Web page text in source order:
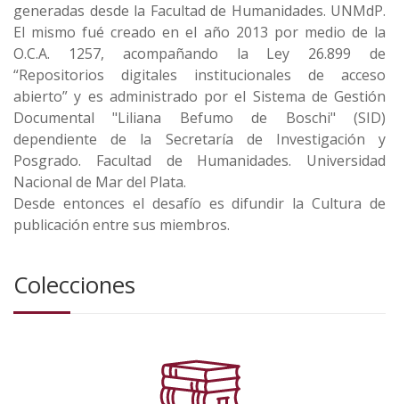
generadas desde la Facultad de Humanidades. UNMdP.
El mismo fué creado en el año 2013 por medio de la
O.C.A. 1257, acompañando la Ley 26.899 de
“Repositorios digitales institucionales de acceso
abierto” y es administrado por el Sistema de Gestión
Documental "Liliana Befumo de Boschi" (SID)
dependiente de la Secretaría de Investigación y
Posgrado. Facultad de Humanidades. Universidad
Nacional de Mar del Plata.
Desde entonces el desafío es difundir la Cultura de
publicación entre sus miembros.
Colecciones